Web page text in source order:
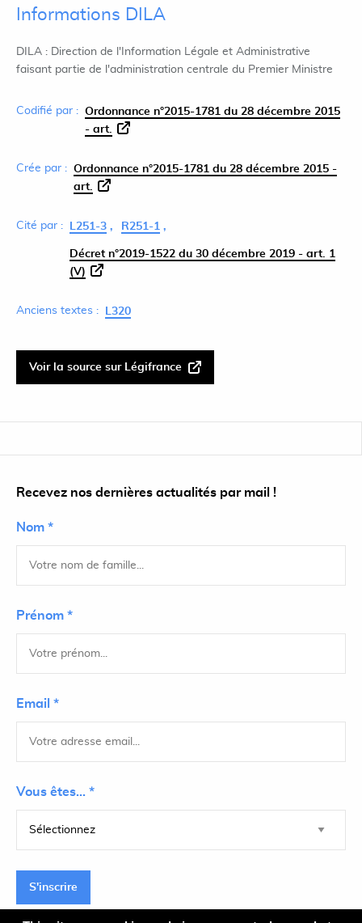
Informations DILA
DILA : Direction de l'Information Légale et Administrative
faisant partie de l'administration centrale du Premier Ministre
Codifié par : Ordonnance n°2015-1781 du 28 décembre 2015
- art.
Crée par : Ordonnance n°2015-1781 du 28 décembre 2015 -
art.
Cité par : L251-3 R251-1
Décret n°2019-1522 du 30 décembre 2019 - art. 1
(V)
Anciens textes : L320
Voir la source sur Légifrance
Recevez nos dernières actualités par mail !
Nom *
Prénom *
Email *
Vous êtes... *
S'inscrire